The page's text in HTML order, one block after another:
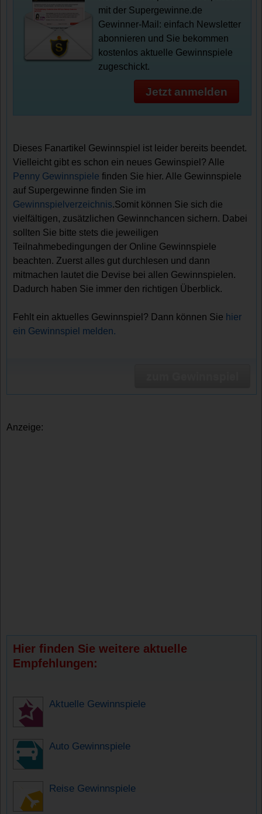
mit der Supergewinne.de
Gewinner-Mail: einfach Newsletter
abonnieren und Sie bekommen
kostenlos aktuelle Gewinnspiele
zugeschickt.
Jetzt anmelden
Dieses Fanartikel Gewinnspiel ist leider bereits beendet.
Vielleicht gibt es schon ein neues Gewinspiel? Alle
Penny Gewinnspiele finden Sie hier. Alle Gewinnspiele
auf Supergewinne finden Sie im
Gewinnspielverzeichnis.Somit können Sie sich die
vielfältigen, zusätzlichen Gewinnchancen sichern. Dabei
sollten Sie bitte stets die jeweiligen
Teilnahmebedingungen der Online Gewinnspiele
beachten. Zuerst alles gut durchlesen und dann
mitmachen lautet die Devise bei allen Gewinnspielen.
Dadurch haben Sie immer den richtigen Überblick.
Fehlt ein aktuelles Gewinnspiel? Dann können Sie hier
ein Gewinnspiel melden.
Anzeige:
Hier finden Sie weitere aktuelle
Empfehlungen:
Aktuelle Gewinnspiele
Auto Gewinnspiele
Reise Gewinnspiele